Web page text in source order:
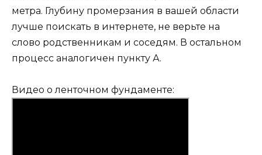
метра. Глубину промерзания в вашей области
лучше поискать в интернете, не верьте на
слово родственникам и соседям. В остальном
процесс аналогичен пункту А.
Видео о ленточном фундаменте: